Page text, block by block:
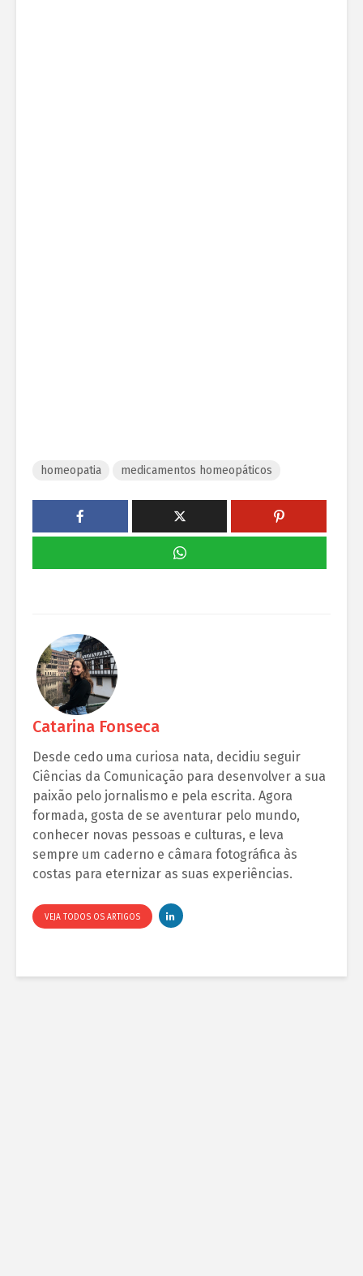
homeopatia medicamentos homeopáticos
Catarina Fonseca
Desde cedo uma curiosa nata, decidiu seguir
Ciências da Comunicação para desenvolver a sua
paixão pelo jornalismo e pela escrita. Agora
formada, gosta de se aventurar pelo mundo,
conhecer novas pessoas e culturas, e leva
sempre um caderno e câmara fotográfica às
costas para eternizar as suas experiências.
VEJA TODOS OS ARTIGOS